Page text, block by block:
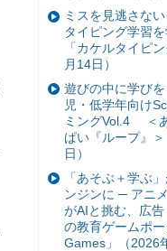
ミスを見逃さな
タイピング学習を
「カケルタイピ
月14日）
遊びの中に学び
児・低学年向け
ミングVol.4 ＜
ぱい『ループ』
日）
「あそぶ＋学ぶ
ンジンに ─ アニ
がAIと挑む、広
の教育ゲームポ
Games」（2026